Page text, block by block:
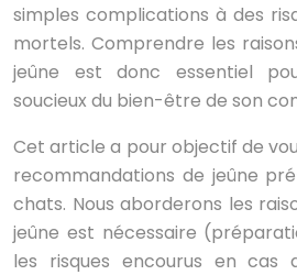
simples complications à des
mortels. Comprendre les
jeûne est donc essentiel
soucieux du bien-être de son
Cet article a pour objectif de
recommandations de jeûne
chats. Nous aborderons les
jeûne est nécessaire
les risques encourus en cas